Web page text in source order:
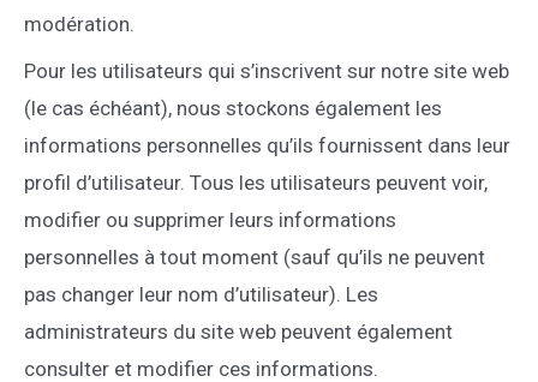
modération.
Pour les utilisateurs qui s’inscrivent sur notre site web
(le cas échéant), nous stockons également les
informations personnelles qu’ils fournissent dans leur
profil d’utilisateur. Tous les utilisateurs peuvent voir,
modifier ou supprimer leurs informations
personnelles à tout moment (sauf qu’ils ne peuvent
pas changer leur nom d’utilisateur). Les
administrateurs du site web peuvent également
consulter et modifier ces informations.